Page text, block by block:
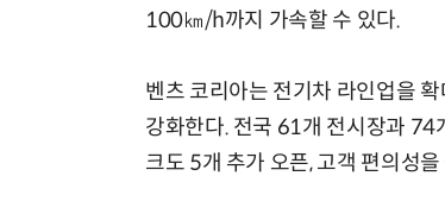
100㎞/h까지 가속할 수 있다.
벤츠 코리아는 전기차 라인업을
강화한다. 전국 61개 전시장과 74
크도 5개 추가 오픈, 고객 편의성을